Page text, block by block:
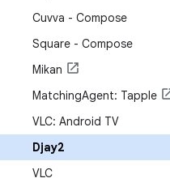
Cuvva - Compose
Square - Compose
Mikan
MatchingAgent: Tapple
VLC: Android TV
Djay2
VLC